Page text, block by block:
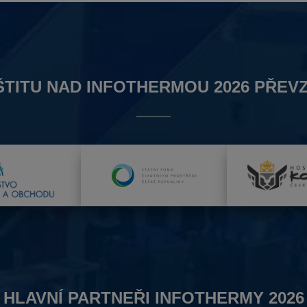
NAD INFOTHERMOU 2026
HLAVNÍ PARTNEŘI INFOTHERMY 2026